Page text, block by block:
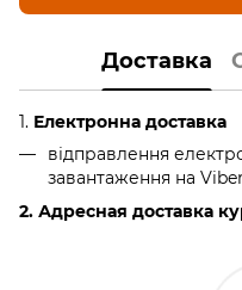
Доставка
1. Електронна доставка
відправлення
завантаження на
2. Адресная доставка